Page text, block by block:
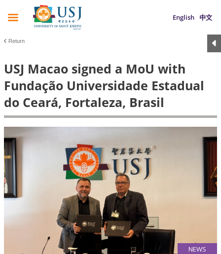
English 中文
Return
USJ Macao signed a MoU with
Fundação Universidade Estadual
do Ceará, Fortaleza, Brasil
NEWS